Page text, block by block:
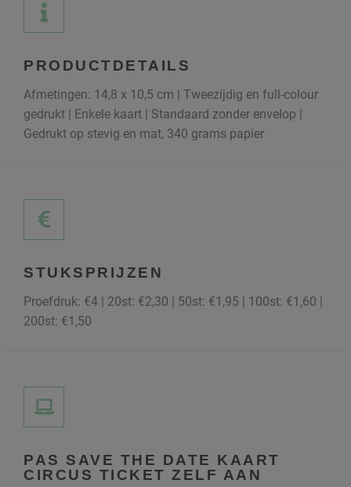
PRODUCTDETAILS
Afmetingen: 14,8 x 10,5 cm | Tweezijdig en full-colour
gedrukt | Enkele kaart | Standaard zonder envelop |
Gedrukt op stevig en mat, 340 grams papier
STUKSPRIJZEN
Proefdruk: €4 | 20st: €2,30 | 50st: €1,95 | 100st: €1,60 |
200st: €1,50
PAS SAVE THE DATE KAART
CIRCUS TICKET ZELF AAN